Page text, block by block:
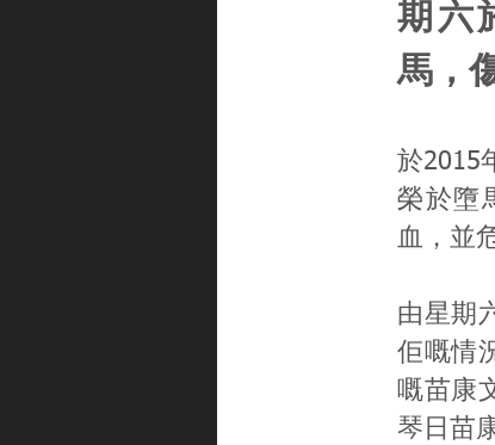
期六
馬，
於2015
榮於墮
血，並
由星期
佢嘅情
嘅苗康
琴日苗